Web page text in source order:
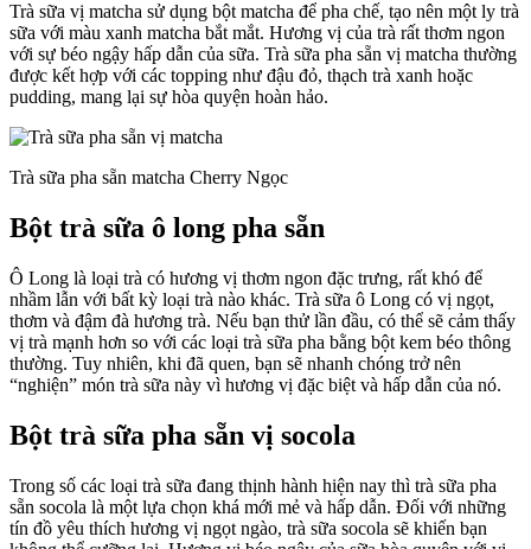
Trà sữa vị matcha sử dụng bột matcha để pha chế, tạo nên một ly trà
sữa với màu xanh matcha bắt mắt. Hương vị của trà rất thơm ngon
với sự béo ngậy hấp dẫn của sữa. Trà sữa pha sẵn vị matcha thường
được kết hợp với các topping như đậu đỏ, thạch trà xanh hoặc
pudding, mang lại sự hòa quyện hoàn hảo.
Trà sữa pha sẵn matcha Cherry Ngọc
Bột trà sữa ô long pha sẵn
Ô Long là loại trà có hương vị thơm ngon đặc trưng, rất khó để
nhầm lẫn với bất kỳ loại trà nào khác. Trà sữa ô Long có vị ngọt,
thơm và đậm đà hương trà. Nếu bạn thử lần đầu, có thể sẽ cảm thấy
vị trà mạnh hơn so với các loại trà sữa pha bằng bột kem béo thông
thường. Tuy nhiên, khi đã quen, bạn sẽ nhanh chóng trở nên
“nghiện” món trà sữa này vì hương vị đặc biệt và hấp dẫn của nó.
Bột trà sữa pha sẵn vị socola
Trong số các loại trà sữa đang thịnh hành hiện nay thì trà sữa pha
sẵn socola là một lựa chọn khá mới mẻ và hấp dẫn. Đối với những
tín đồ yêu thích hương vị ngọt ngào, trà sữa socola sẽ khiến bạn